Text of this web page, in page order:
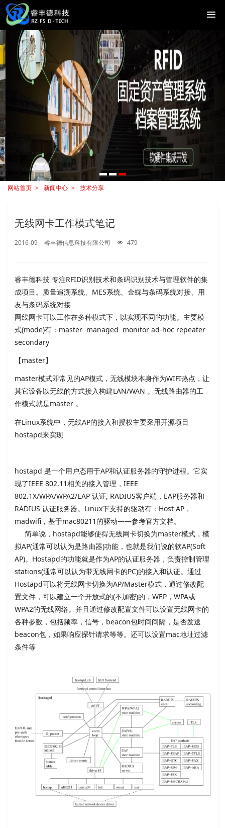
网站首页 新闻中心 技术分享
无线网卡工作模式笔记
2016-09 睿丰德信息科技有限公司 479
睿丰德科技 专注RFID识别技术和条码识别技术与管理软件的集
成项目。质量追溯系统、MES系统、金蝶与条码系统对接、用
友与条码系统对接
网线网卡可以工作在多种模式下，以实现不同的功能。主要模
式(mode)有：master managed monitor ad-hoc repeater
secondary
【master】
master模式即常见的AP模式，无线模块本身作为WIFI热点，让
其它设备以无线的方式接入构建LAN/WAN 。无线路由器的工
作模式就是master 。
在Linux系统中，无线AP的接入和授权主要采用开源项目
hostapd来实现
hostapd 是一个用户态用于AP和认证服务器的守护进程。它实
现了IEEE 802.11相关的接入管理，IEEE
802.1X/WPA/WPA2/EAP 认证, RADIUS客户端，EAP服务器和
RADIUS 认证服务器。Linux下支持的驱动有：Host AP，
madwifi，基于mac80211的驱动——参考官方文档。
简单说，hostapd能够使得无线网卡切换为master模式，模
拟AP(通常可以认为是路由器)功能，也就是我们说的软AP(Soft
AP)。Hostapd的功能就是作为AP的认证服务器，负责控制管理
stations(通常可以认为带无线网卡的PC)的接入和认证。通过
Hostapd可以将无线网卡切换为AP/Master模式，通过修改配
置文件，可以建立一个开放式的(不加密)的，WEP，WPA或
WPA2的无线网络。并且通过修改配置文件可以设置无线网卡的
各种参数，包括频率，信号，beacon包时间间隔，是否发送
beacon包，如果响应探针请求等等。还可以设置mac地址过滤
条件等